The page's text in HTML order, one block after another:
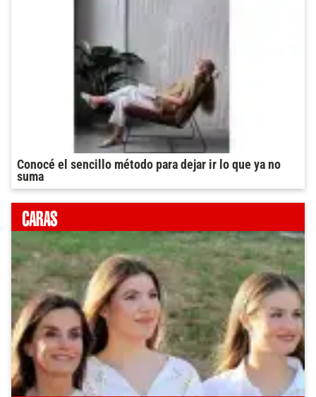
Conocé el sencillo método para dejar ir lo que ya no
suma